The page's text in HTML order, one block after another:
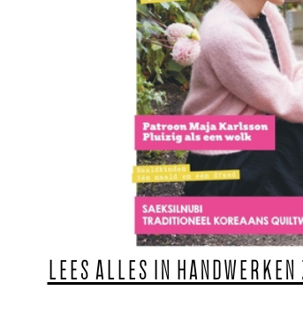
LEES ALLES IN